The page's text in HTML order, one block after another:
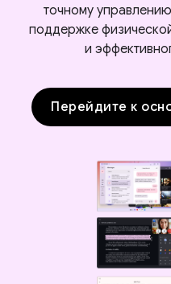
точному
поддержке
и
Перейдите к